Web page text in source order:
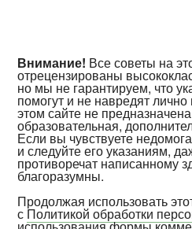
Внимание! Все советы на
отрецензированы
но мы не гарантируем, что
помогут и не навредят
этом сайте не
образовательная,
Если вы чувствуете
и следуйте его указаниям,
противоречат написанному
благоразумны.
Продолжая использовать
с Политикой обработки